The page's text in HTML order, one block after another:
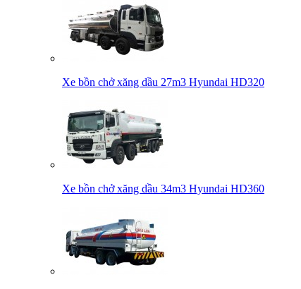
Xe bồn chở xăng dầu 27m3 Hyundai HD320
Xe bồn chở xăng dầu 34m3 Hyundai HD360